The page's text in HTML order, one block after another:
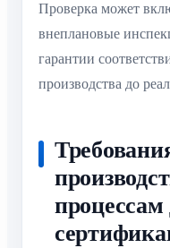
Проверка может
внеплановые
гарантии
производства до
процессам